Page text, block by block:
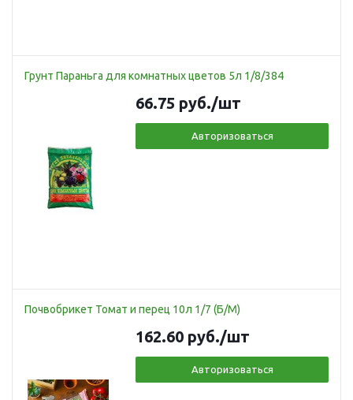
Грунт Параньга для комнатных цветов 5л 1/8/384
66.75 руб./шт
Авторизоваться
Почвобрикет Томат и перец 10л 1/7 (Б/М)
162.60 руб./шт
Авторизоваться